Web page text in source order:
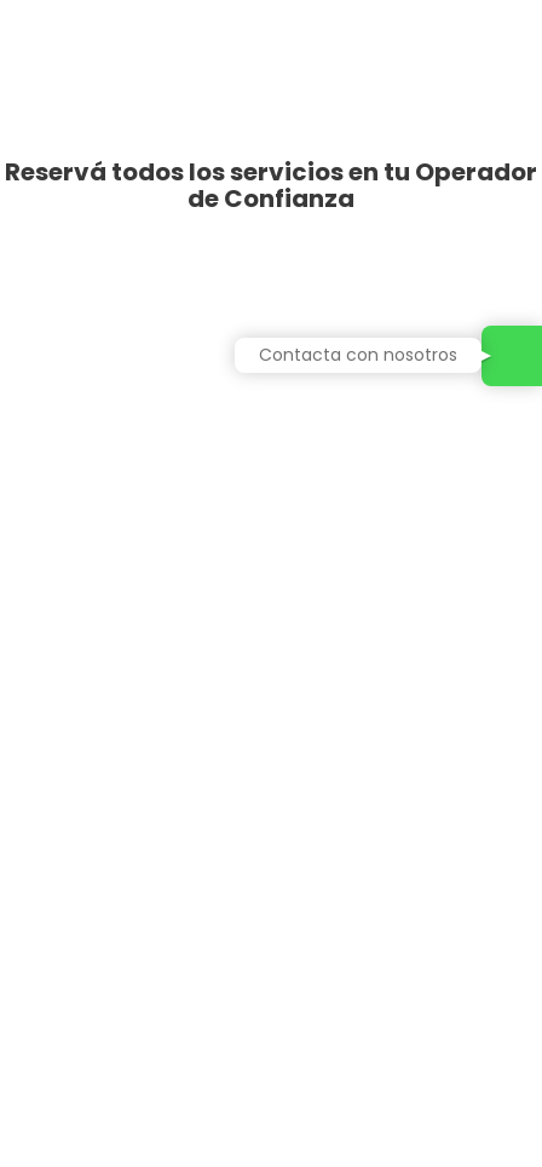
Reservá todos los servicios en tu Operador
de Confianza
Contacta con nosotros